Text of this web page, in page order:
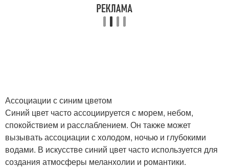
Ассоциации с синим цветом
Синий цвет часто ассоциируется с морем, небом,
спокойствием и расслаблением. Он также может
вызывать ассоциации с холодом, ночью и глубокими
водами. В искусстве синий цвет часто используется для
создания атмосферы меланхолии и романтики.